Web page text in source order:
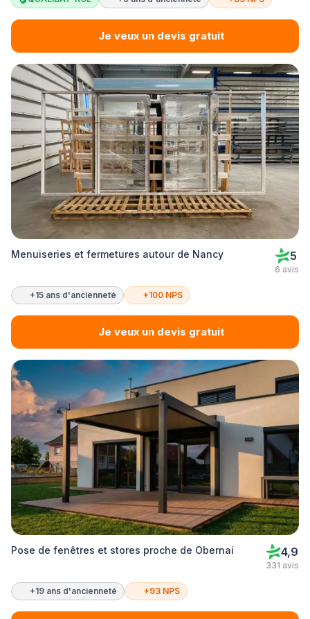
Je veux un devis gratuit
Menuiseries et fermetures autour de Nancy 5
6 avis
+15 ans d'ancienneté +100 NPS
Je veux un devis gratuit
Pose de fenêtres et stores proche de Obernai 4,9
331 avis
+19 ans d'ancienneté +93 NPS